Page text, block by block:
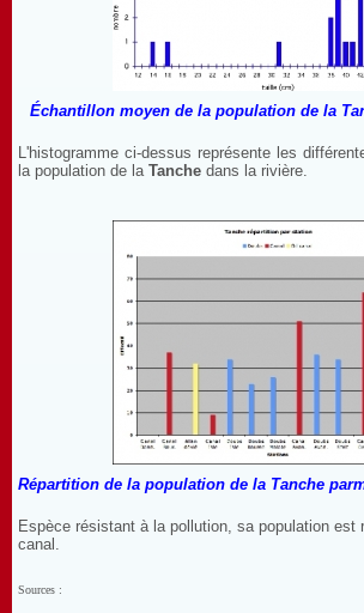
Échantillon moyen de la population de la
L'histogramme ci-dessus représente les
la population de la Tanche dans la rivière.
Répartition de la population de la Tanche
Espèce résistant à la pollution, sa population est
canal.
Sources :